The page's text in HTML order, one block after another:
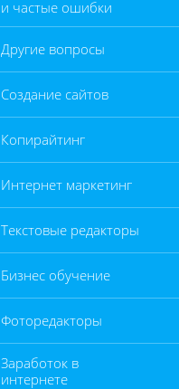
и частые ошибки
Другие вопросы
Создание сайтов
Копирайтинг
Интернет маркетинг
Текстовые редакторы
Бизнес обучение
Фоторедакторы
Заработок в
интернете